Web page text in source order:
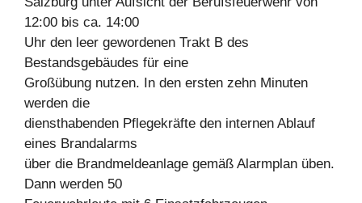
12:00 bis ca. 14:00
Uhr den leer gewordenen Trakt B des
Bestandsgebäudes für eine
Großübung nutzen. In den ersten zehn Minuten
werden die
diensthabenden Pflegekräfte den internen Ablauf
eines Brandalarms
über die Brandmeldeanlage gemäß Alarmplan üben.
Dann werden 50